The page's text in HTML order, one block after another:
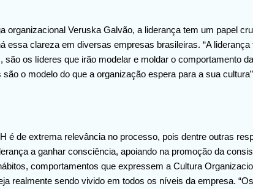
organizacional Veruska Galvão, a liderança tem um papel
essa clareza em diversas empresas brasileiras. “A
são os líderes que irão modelar e moldar o comportamento
o modelo do que a organização espera para a sua
é de extrema relevância no processo, pois dentre outras
a ganhar consciência, apoiando na promoção da
comportamentos que expressem a Cultura
realmente sendo vivido em todos os níveis da empresa.